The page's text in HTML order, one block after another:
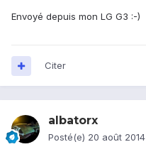
Envoyé depuis mon LG G3 :-)
Citer
albatorx
Posté(e) 20 août 2014